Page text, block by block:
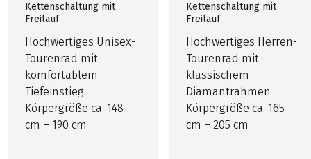
Kettenschaltung mit
Freilauf
Hochwertiges Unisex-
Tourenrad mit
komfortablem
Tiefeinstieg
Körpergröße ca. 148
cm – 190 cm
Kettenschaltung mit
Freilauf
Hochwertiges Herren-
Tourenrad mit
klassischem
Diamantrahmen
Körpergröße ca. 165
cm – 205 cm